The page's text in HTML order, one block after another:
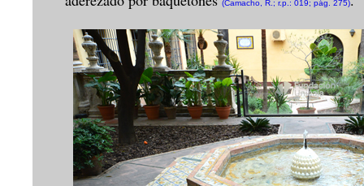
(Camacho, R.; r.p.: 019; pág. 275)